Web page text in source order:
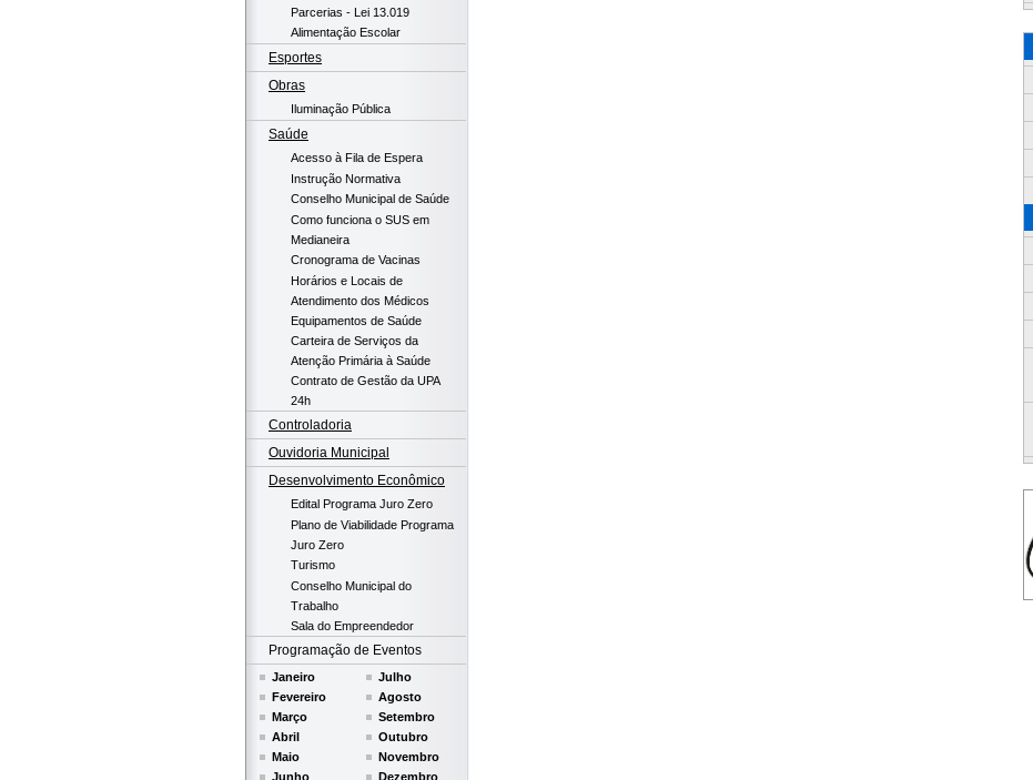
Parcerias - Lei 13.019
Alimentação Escolar
Esportes
Obras
Iluminação Pública
Saúde
Acesso à Fila de Espera
Instrução Normativa
Conselho Municipal de Saúde
Como funciona o SUS em
Medianeira
Cronograma de Vacinas
Horários e Locais de
Atendimento dos Médicos
Equipamentos de Saúde
Carteira de Serviços da
Atenção Primária à Saúde
Contrato de Gestão da UPA
24h
Controladoria
Ouvidoria Municipal
Desenvolvimento Econômico
Edital Programa Juro Zero
Plano de Viabilidade Programa
Juro Zero
Turismo
Conselho Municipal do
Trabalho
Sala do Empreendedor
Programação de Eventos
Janeiro
Fevereiro
Março
Abril
Maio
Junho
Julho
Agosto
Setembro
Outubro
Novembro
Dezembro